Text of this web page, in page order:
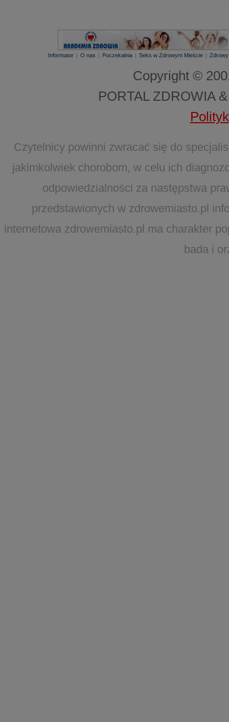
Informator | O nas | Poczekalnia | Seks w Zdrowym Mieście |
Copyright ©
PORTAL ZDROWIA
Czytelnicy powinni zwracać się do
jakimkolwiek chorobom, w celu ich
odpowiedzialności za następstwa
przedstawionych w zdrowemiasto.pl
internetowa zdrowemiasto.pl ma charakter
bada i